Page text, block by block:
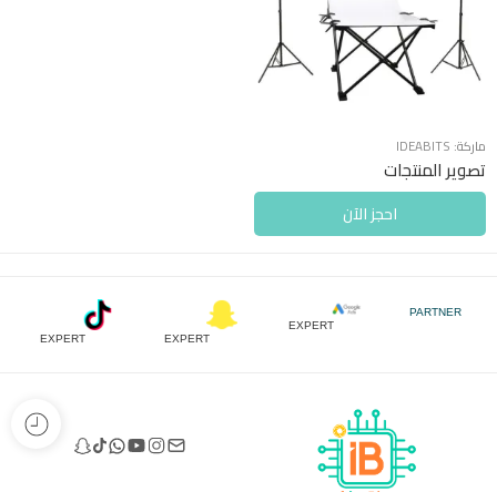
ماركة: IDEABITS
تصوير المنتجات
احجز الآن
PARTNER
EXPERT
EXPERT
EXPERT